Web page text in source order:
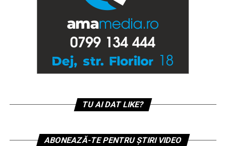
TU AI DAT LIKE?
ABONEAZĂ-TE PENTRU ȘTIRI VIDEO